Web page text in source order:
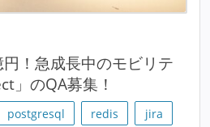
！急成長中のモビリテ
」のQA募集！
postgresql redis jira